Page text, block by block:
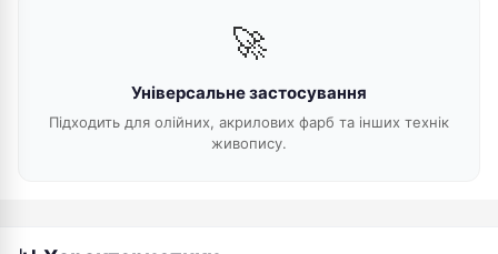
🚀
Універсальне застосування
Підходить для олійних, акрилових фарб та інших технік
живопису.